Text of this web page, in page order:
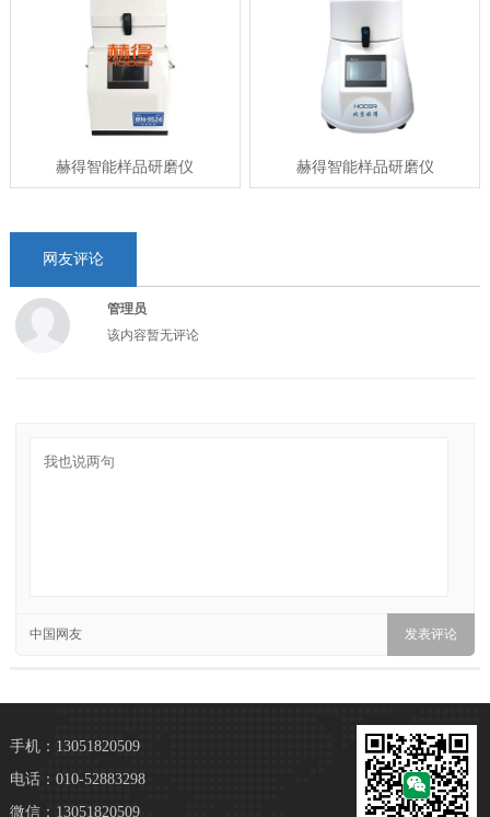
赫得智能样品研磨仪 赫得智能样品研磨仪
网友评论
管理员
该内容暂无评论
中国网友
手机：13051820509
电话：010-52883298
微信：13051820509